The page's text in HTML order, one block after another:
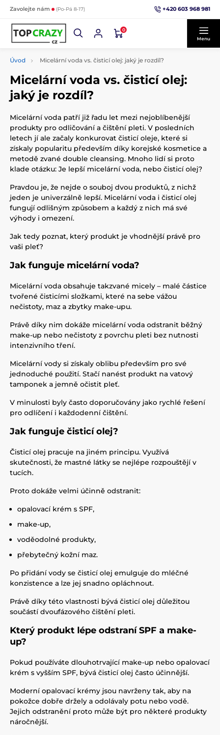
Zavolejte nám (Po-Pá 8-17) +420 603 968 981
0
Menu
Úvod Micelární voda vs. čisticí olej: jaký je rozdíl?
Micelární voda vs. čisticí olej:
jaký je rozdíl?
Micelární voda patří již řadu let mezi nejoblíbenější
produkty pro odličování a čištění pleti. V posledních
letech jí ale začaly konkurovat čisticí oleje, které si
získaly popularitu především díky korejské kosmetice a
metodě zvané double cleansing. Mnoho lidí si proto
klade otázku: Je lepší micelární voda, nebo čisticí olej?
Pravdou je, že nejde o souboj dvou produktů, z nichž
jeden je univerzálně lepší. Micelární voda i čisticí olej
fungují odlišným způsobem a každý z nich má své
výhody i omezení.
Jak tedy poznat, který produkt je vhodnější právě pro
vaši pleť?
Jak funguje micelární voda?
Micelární voda obsahuje takzvané micely – malé částice
tvořené čisticími složkami, které na sebe vážou
nečistoty, maz a zbytky make-upu.
Právě díky nim dokáže micelární voda odstranit běžný
make-up nebo nečistoty z povrchu pleti bez nutnosti
intenzivního tření.
Micelární vody si získaly oblibu především pro své
jednoduché použití. Stačí nanést produkt na vatový
tamponek a jemně očistit pleť.
V minulosti byly často doporučovány jako rychlé řešení
pro odlíčení i každodenní čištění.
Jak funguje čisticí olej?
Čisticí olej pracuje na jiném principu. Využívá
skutečnosti, že mastné látky se nejlépe rozpouštějí v
tucích.
Proto dokáže velmi účinně odstranit:
opalovací krém s SPF,
make-up,
voděodolné produkty,
přebytečný kožní maz.
Po přidání vody se čisticí olej emulguje do mléčné
konzistence a lze jej snadno opláchnout.
Právě díky této vlastnosti bývá čisticí olej důležitou
součástí dvoufázového čištění pleti.
Který produkt lépe odstraní SPF a make-
up?
Pokud používáte dlouhotrvající make-up nebo opalovací
krém s vyšším SPF, bývá čisticí olej často účinnější.
Moderní opalovací krémy jsou navrženy tak, aby na
pokožce dobře držely a odolávaly potu nebo vodě.
Jejich odstranění proto může být pro některé produkty
náročnější.